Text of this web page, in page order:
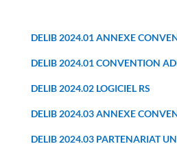
DELIB 2024.01 ANNEXE
DELIB 2024.01 CONVENTION
DELIB 2024.02 LOGICIEL RS
DELIB 2024.03 ANNEXE
DELIB 2024.03 PARTENARIAT